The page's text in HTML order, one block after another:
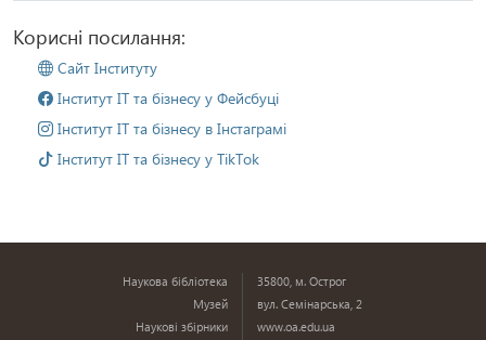
Корисні посилання:
Сайт Інституту
Інститут ІТ та бізнесу у Фейсбуці
Інститут ІТ та бізнесу в Інстаграмі
Інститут ІТ та бізнесу у TikTok
Наукова бібліотека
Музей
Наукові збірники
35800, м. Острог
вул. Семінарська, 2
www.oa.edu.ua